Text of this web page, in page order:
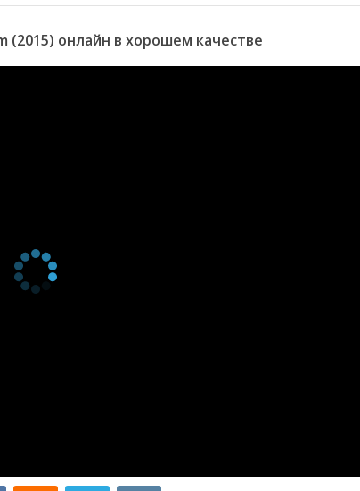
онлайн в хорошем качестве